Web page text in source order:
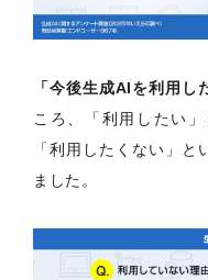
「今後生成AIを利用し
ころ、「利用したい
「利用したくない」
ました。